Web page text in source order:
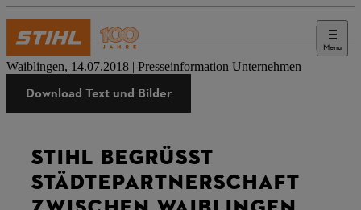
Menu
Presse
Waiblingen, 14.07.2018 | Presseinformation Unternehmen
Download Text und Bilder
STIHL BEGRÜSST S
TÄDTEPARTNERSCHAFT Z